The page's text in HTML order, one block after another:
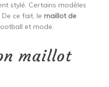
stylé. Certains modèles
ce fait, le maillot de
et mode.
maillot